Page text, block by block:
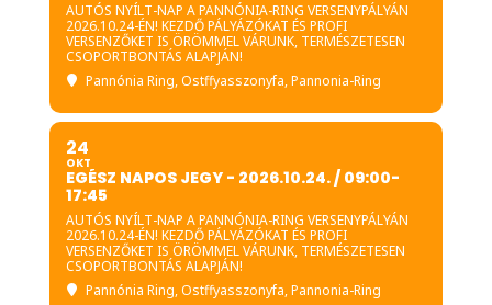
AUTÓS NYÍLT-NAP A PANNÓNIA-RING VERSENYPÁLYÁN
2026.10.24-ÉN! KEZDŐ PÁLYÁZÓKAT ÉS PROFI
VERSENZŐKET IS ÖRÖMMEL VÁRUNK, TERMÉSZETESEN
CSOPORTBONTÁS ALAPJÁN!
Pannónia Ring, Ostffyasszonyfa, Pannonia-Ring
24
OKT
EGÉSZ NAPOS JEGY - 2026.10.24. / 09:00-
17:45
AUTÓS NYÍLT-NAP A PANNÓNIA-RING VERSENYPÁLYÁN
2026.10.24-ÉN! KEZDŐ PÁLYÁZÓKAT ÉS PROFI
VERSENZŐKET IS ÖRÖMMEL VÁRUNK, TERMÉSZETESEN
CSOPORTBONTÁS ALAPJÁN!
Pannónia Ring, Ostffyasszonyfa, Pannonia-Ring